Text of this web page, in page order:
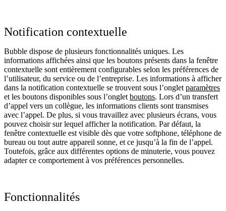
Notification contextuelle
Bubble dispose de plusieurs fonctionnalités uniques. Les
informations affichées ainsi que les boutons présents dans la fenêtre
contextuelle sont entièrement configurables selon les préférences de
l’utilisateur, du service ou de l’entreprise. Les informations à afficher
dans la notification contextuelle se trouvent sous l’onglet paramètres
et les boutons disponibles sous l’onglet boutons. Lors d’un transfert
d’appel vers un collègue, les informations clients sont transmises
avec l’appel. De plus, si vous travaillez avec plusieurs écrans, vous
pouvez choisir sur lequel afficher la notification. Par défaut, la
fenêtre contextuelle est visible dès que votre softphone, téléphone de
bureau ou tout autre appareil sonne, et ce jusqu’à la fin de l’appel.
Toutefois, grâce aux différentes options de minuterie, vous pouvez
adapter ce comportement à vos préférences personnelles.
Fonctionnalités